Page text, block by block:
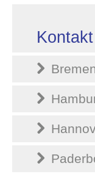
Kontakt